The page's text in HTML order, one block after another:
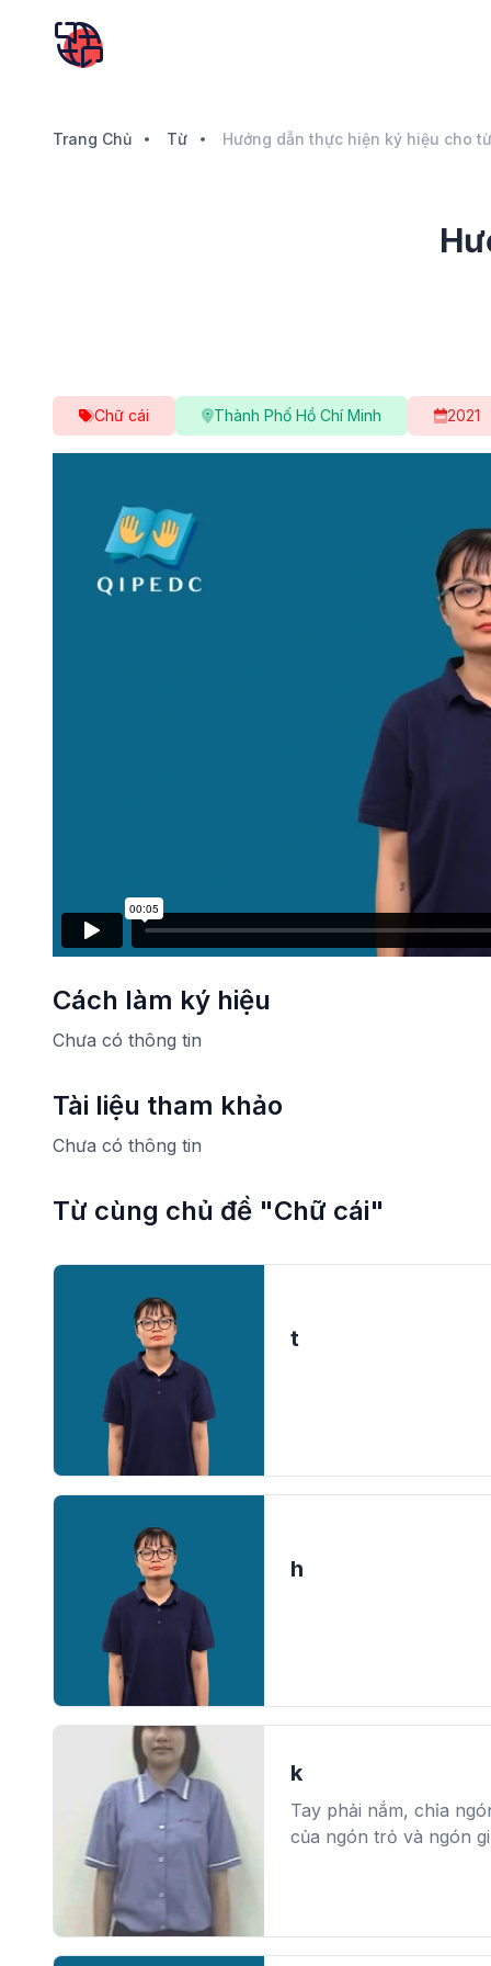
Trang Chủ Từ Hướng dẫn thực hiện ký hiệu cho
Chữ cái Thành Phố Hồ Chí Minh 2021
Cách làm ký hiệu
Chưa có thông tin
Tài liệu tham khảo
Chưa có thông tin
Từ cùng chủ đề "Chữ cái"
t
h
k
Tay phải nắm, chỉa
của ngón trỏ và ngón